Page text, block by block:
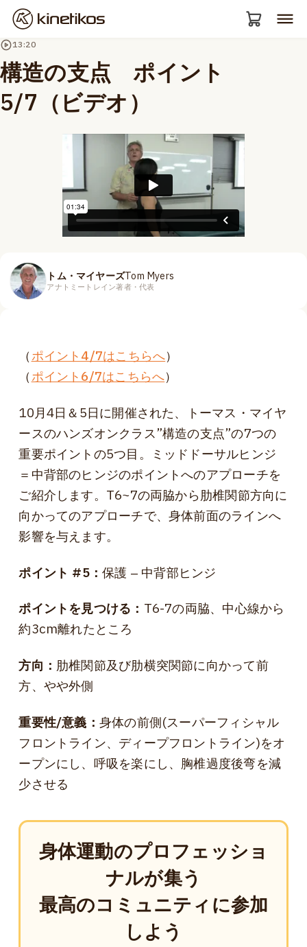
13:20
構造の支点 ポイント
5/7（ビデオ）
トム・マイヤーズTom Myers
アナトミートレイン著者・代表
（ポイント4/7はこちらへ）
（ポイント6/7はこちらへ）
10月4日＆5日に開催された、トーマス・マイヤ
ースのハンズオンクラス”構造の支点”の7つの
重要ポイントの5つ目。ミッドドーサルヒンジ
＝中背部のヒンジのポイントへのアプローチを
ご紹介します。T6~7の両脇から肋椎関節方向に
向かってのアプローチで、身体前面のラインへ
影響を与えます。
ポイント #5：保護 ‒ 中背部ヒンジ
ポイントを見つける： T6-7の両脇、中心線から
約3cm離れたところ
方向：肋椎関節及び肋横突関節に向かって前
方、やや外側
重要性/意義： 身体の前側(スーパーフィシャル
フロントライン、ディープフロントライン)をオ
ープンにし、呼吸を楽にし、胸椎過度後弯を減
少させる
身体運動のプロフェッショ
ナルが集う
最高のコミュニティに参加
しよう